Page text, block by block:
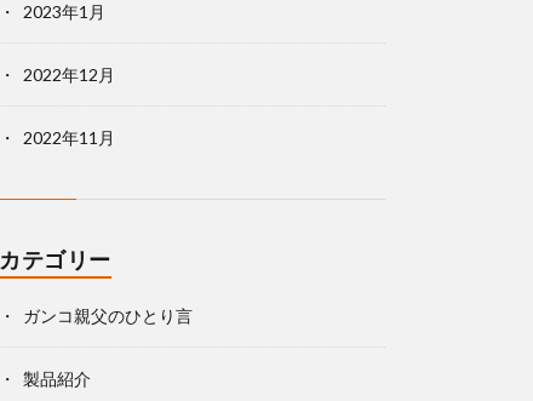
2023年1月
2022年12月
2022年11月
カテゴリー
ガンコ親父のひとり言
製品紹介